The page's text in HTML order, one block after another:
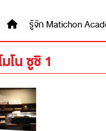
รู้จัก Matichon
โน ซูชิ 1